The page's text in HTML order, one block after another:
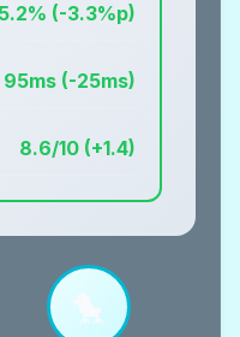
5.2% (-3.3%p)
95ms (-25ms)
8.6/10 (+1.4)
🐤